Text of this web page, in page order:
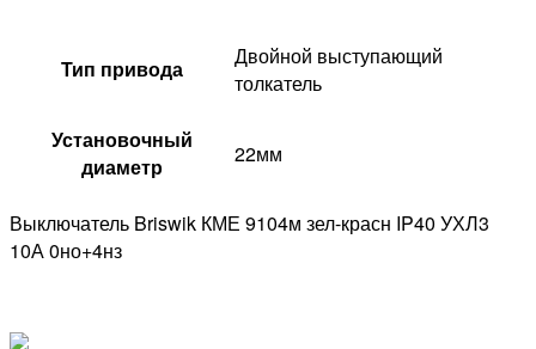
Тип привода
Двойной выступающий
толкатель
Установочный
диаметр
22мм
Выключатель Briswik КМЕ 9104м зел-красн IP40 УХЛ3
10А 0но+4нз